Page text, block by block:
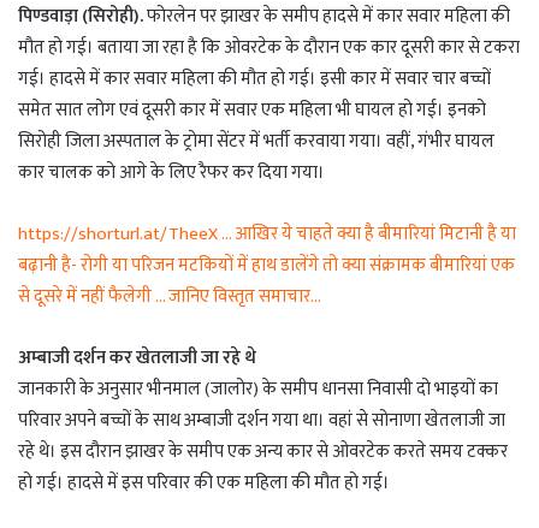
पिण्डवाड़ा (सिरोही).फोरलेन पर झाखर के समीप हादसे में कार सवार महिला की
मौत हो गई। बताया जा रहा है कि ओवरटेक के दौरान एक कार दूसरी कार से टकरा
गई। हादसे में कार सवार महिला की मौत हो गई। इसी कार में सवार चार बच्चों
समेत सात लोग एवं दूसरी कार में सवार एक महिला भी घायल हो गई। इनको
सिरोही जिला अस्पताल के ट्रोमा सेंटर में भर्ती करवाया गया। वहीं, गंभीर घायल
कार चालक को आगे के लिए रैफर कर दिया गया।
https://shorturl.at/TheeX … आखिर ये चाहते क्या है बीमारियां मिटानी है या
बढ़ानी है- रोगी या परिजन मटकियों में हाथ डालेंगे तो क्या संक्रामक बीमारियां एक
से दूसरे में नहीं फैलेगी … जानिए विस्तृत समाचार…
अम्बाजी दर्शन कर खेतलाजी जा रहे थे
जानकारी के अनुसार भीनमाल (जालोर) के समीप धानसा निवासी दो भाइयों का
परिवार अपने बच्चों के साथ अम्बाजी दर्शन गया था। वहां से सोनाणा खेतलाजी जा
रहे थे। इस दौरान झाखर के समीप एक अन्य कार से ओवरटेक करते समय टक्कर
हो गई। हादसे में इस परिवार की एक महिला की मौत हो गई।